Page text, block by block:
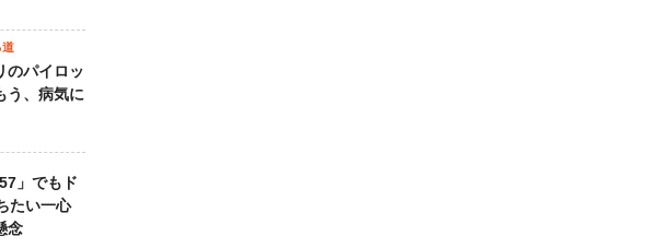
道
のパイロッ
う、病気に
」でもド
たい一心
念